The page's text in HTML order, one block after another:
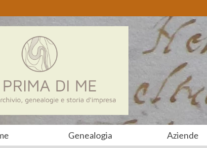
Genealogia Aziende